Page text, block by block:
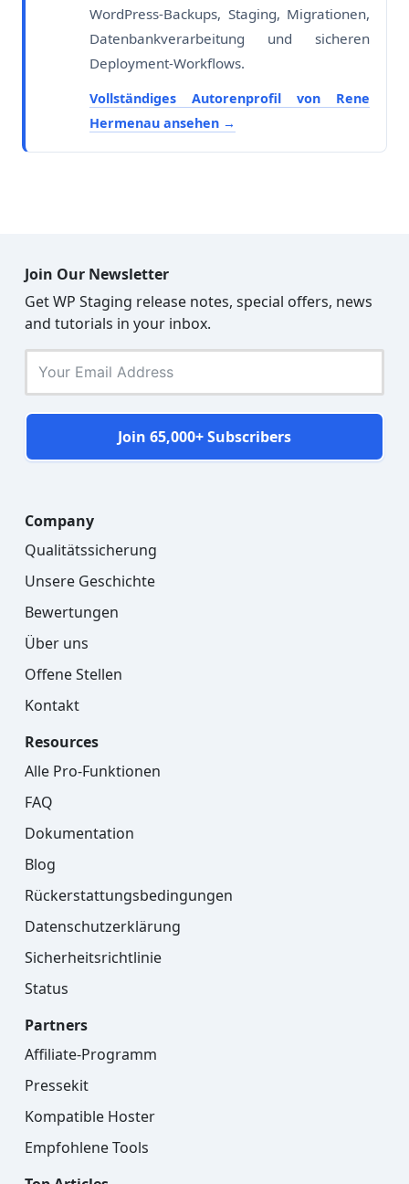
WordPress-Backups, Staging, Migrationen,
Datenbankverarbeitung und sicheren
Deployment-Workflows.
Vollständiges Autorenprofil von Rene
Hermenau ansehen
Join Our Newsletter
Get WP Staging release notes, special offers, news
and tutorials in your inbox.
Join 65,000+ Subscribers
Company
Qualitätssicherung
Unsere Geschichte
Bewertungen
Über uns
Offene Stellen
Kontakt
Resources
Alle Pro-Funktionen
FAQ
Dokumentation
Blog
Rückerstattungsbedingungen
Datenschutzerklärung
Sicherheitsrichtlinie
Status
Partners
Affiliate-Programm
Pressekit
Kompatible Hoster
Empfohlene Tools